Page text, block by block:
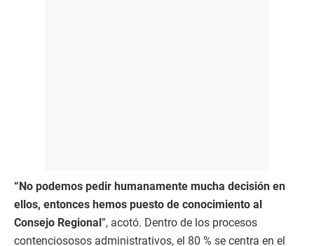
“No podemos pedir humanamente mucha decisión en
ellos, entonces hemos puesto de conocimiento al
Consejo Regional ”, acotó. Dentro de los procesos
contenciososos administrativos, el 80 % se centra en el